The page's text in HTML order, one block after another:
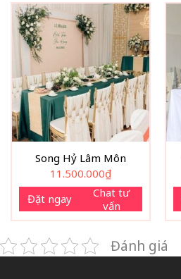
Song Hỷ Lâm Môn
11.500.000₫
Đặt ngay
Chat tư
vấn
Đánh giá